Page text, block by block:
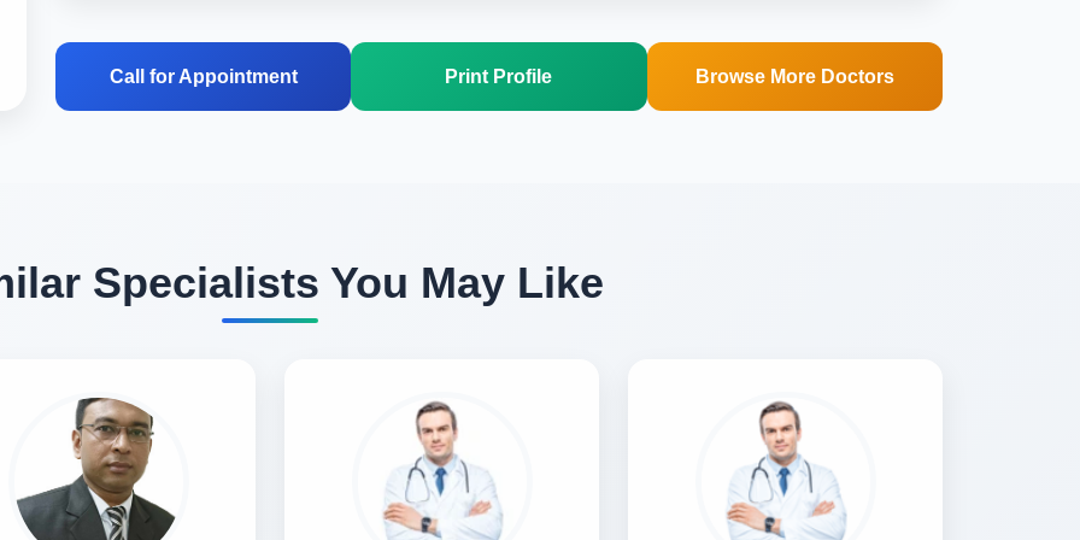
Call for Appointment Print Profile Browse More Doctors
Specialists You May Like